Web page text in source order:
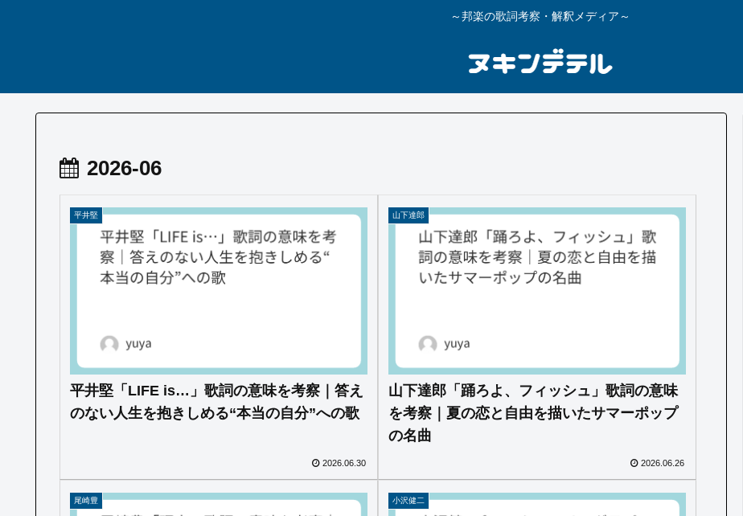
～邦楽の歌詞考察・解釈メディア～
2026-06
平井堅
平井堅「LIFE is…」歌詞の意味を考察｜答え
のない人生を抱きしめる“本当の自分”への歌
2026.06.30
山下達郎
山下達郎「踊ろよ、フィッシュ」歌詞の意味
を考察｜夏の恋と自由を描いたサマーポップ
の名曲
2026.06.26
尾崎豊 小沢健二